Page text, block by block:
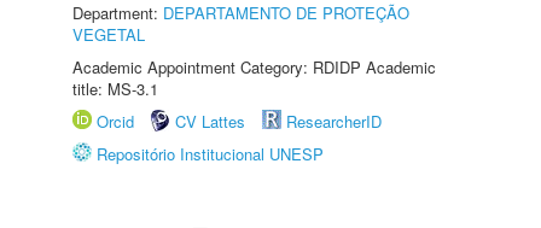
Department: DEPARTAMENTO DE PROTEÇÃO
VEGETAL
Academic Appointment Category: RDIDP Academic
title: MS-3.1
Orcid
CV Lattes
ResearcherID
Repositório Institucional UNESP